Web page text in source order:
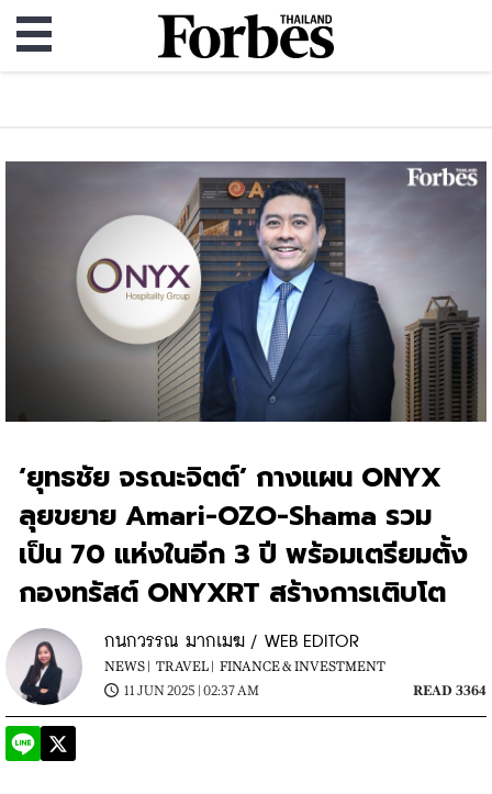
‘ยุทธชัย จรณะจิตต์’ กางแผน ONYX
ลุยขยาย Amari-OZO-Shama รวม
เป็น 70 แห่งในอีก 3 ปี พร้อมเตรียมตั้ง
กองทรัสต์ ONYXRT สร้างการเติบโต
กนกวรรณ มากเมฆ / WEB EDITOR
NEWS | TRAVEL | FINANCE & INVESTMENT
11 JUN 2025 | 02:37 AM
READ 3364